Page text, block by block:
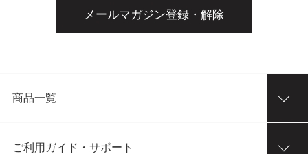
メールマガジン登録・解除
商品一覧
ご利用ガイド・サポート